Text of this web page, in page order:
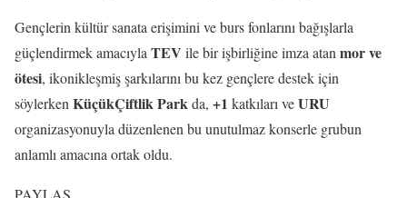
Gençlerin kültür sanata erişimini ve burs fonlarını bağışlarla
güçlendirmek amacıyla TEV ile bir işbirliğine imza atan mor ve
ötesi, ikonikleşmiş şarkılarını bu kez gençlere destek için
söylerken KüçükÇiftlik Parkda, +1 katkıları veURU
organizasyonuyla düzenlenen bu unutulmaz konserle grubun
anlamlı amacına ortak oldu.
PAYLAŞ